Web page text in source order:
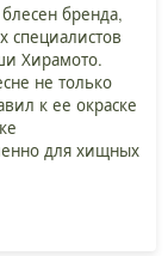
бренда,
специалистов
Хирамото.
не только
к ее окраске
для хищных